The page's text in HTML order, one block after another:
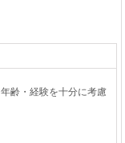
齢・経験を十分に考慮